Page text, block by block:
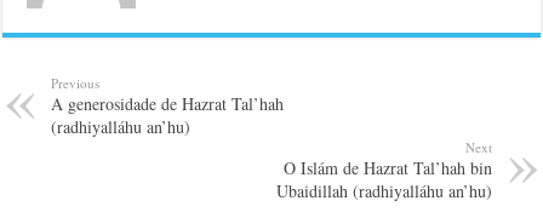
Previous
A generosidade de Hazrat Tal’hah
(radhiyalláhu an’hu)
Next
O Islám de Hazrat Tal’hah bin
Ubaidillah (radhiyalláhu an’hu)